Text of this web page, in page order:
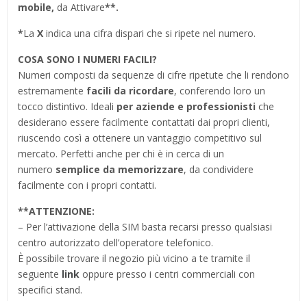
mobile, da Attivare**.
*La X indica una cifra dispari che si ripete nel numero.
COSA SONO I NUMERI FACILI?
Numeri composti da sequenze di cifre ripetute che li rendono
estremamente facili da ricordare, conferendo loro un
tocco distintivo. Ideali per aziende e professionisti che
desiderano essere facilmente contattati dai propri clienti,
riuscendo così a ottenere un vantaggio competitivo sul
mercato. Perfetti anche per chi è in cerca di un
numero semplice da memorizzare, da condividere
facilmente con i propri contatti.
**ATTENZIONE:
– Per l’attivazione della SIM basta recarsi presso qualsiasi
centro autorizzato dell’operatore telefonico.
È possibile trovare il negozio più vicino a te tramite il
seguente link oppure presso i centri commerciali con
specifici stand.